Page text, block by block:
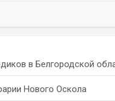
в Белгородской
Нового Оскола